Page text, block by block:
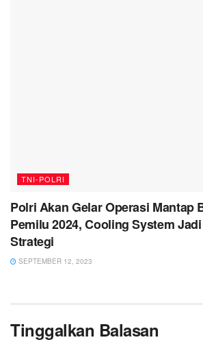
TNI-POLRI
Polri Akan Gelar Operasi Mantap
Pemilu 2024, Cooling System
Strategi
SEPTEMBER 12, 2023
Tinggalkan Balasan